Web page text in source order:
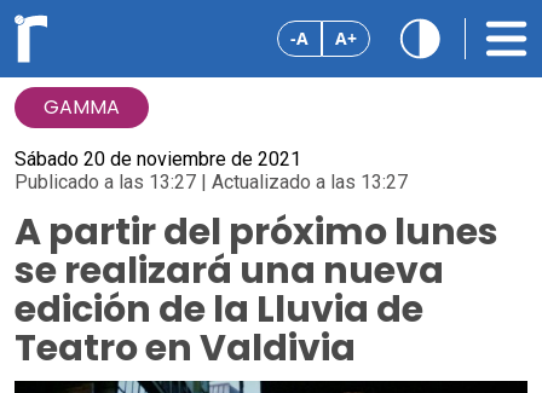
-A A+
GAMMA
Sábado 20 de noviembre de 2021
Publicado a las 13:27 | Actualizado a las 13:27
A partir del próximo lunes
se realizará una nueva
edición de la Lluvia de
Teatro en Valdivia